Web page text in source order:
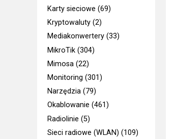
Karty sieciowe (69)
Kryptowaluty (2)
Mediakonwertery (33)
MikroTik (304)
Mimosa (22)
Monitoring (301)
Narzędzia (79)
Okablowanie (461)
Radiolinie (5)
Sieci radiowe (WLAN) (109)